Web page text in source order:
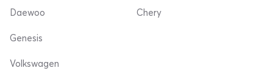
Daewoo Chery
Genesis
Volkswagen